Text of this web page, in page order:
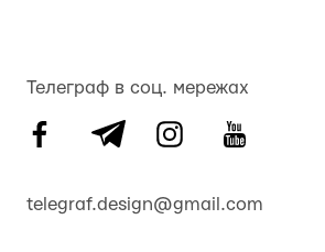
Телеграф в соц. мережах
telegraf.design@gmail.com